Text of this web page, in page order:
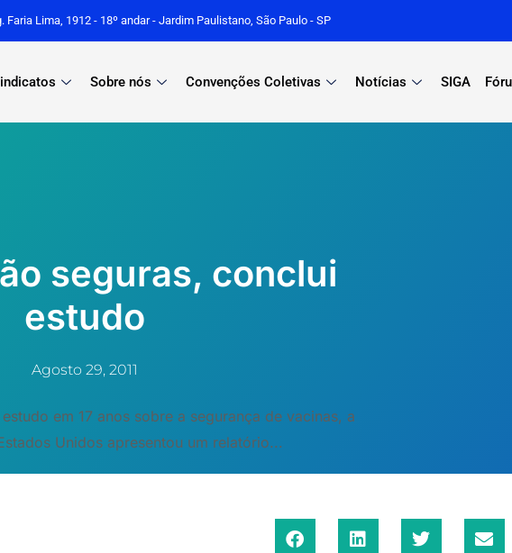
Faria Lima, 1912 - 18º andar - Jardim Paulistano, São Paulo - SP
Sobre nós Convenções Coletivas Notícias SIGA
seguras, conclui
estudo
Agosto 29, 2011
em 17 anos sobre a segurança de vacinas, a
Unidos apresentou um relatório...